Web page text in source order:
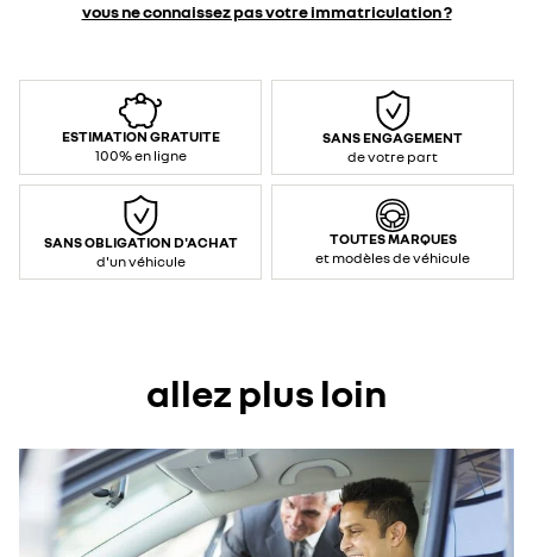
vous ne connaissez pas votre immatriculation ?
ESTIMATION GRATUITE
100% en ligne
SANS ENGAGEMENT
de votre part
SANS OBLIGATION D'ACHAT
d'un véhicule
TOUTES MARQUES
et modèles de véhicule
allez plus loin